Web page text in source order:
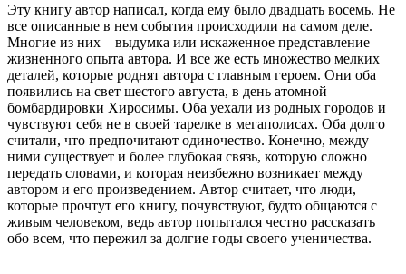
Эту книгу автор написал, когда ему было двадцать восемь. Не
все описанные в нем события происходили на самом деле.
Многие из них – выдумка или искаженное представление
жизненного опыта автора. И все же есть множество мелких
деталей, которые роднят автора с главным героем. Они оба
появились на свет шестого августа, в день атомной
бомбардировки Хиросимы. Оба уехали из родных городов и
чувствуют себя не в своей тарелке в мегаполисах. Оба долго
считали, что предпочитают одиночество. Конечно, между
ними существует и более глубокая связь, которую сложно
передать словами, и которая неизбежно возникает между
автором и его произведением. Автор считает, что люди,
которые прочтут его книгу, почувствуют, будто общаются с
живым человеком, ведь автор попытался честно рассказать
обо всем, что пережил за долгие годы своего ученичества.